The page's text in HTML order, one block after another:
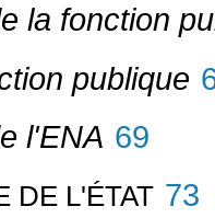
la fonction
publique
l'ENA 69
DE L'ÉTAT 73